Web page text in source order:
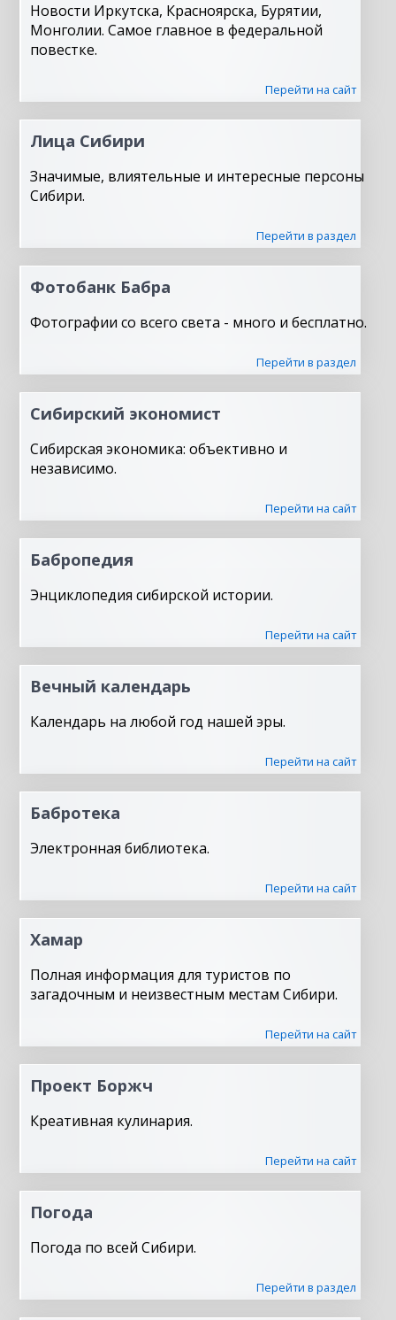
Новости Иркутска, Красноярска, Бурятии,
Монголии. Самое главное в федеральной
повестке.
Перейти на сайт
Лица Сибири
Значимые, влиятельные и интересные персоны
Сибири.
Перейти в раздел
Фотобанк Бабра
Фотографии со всего света - много и бесплатно.
Перейти в раздел
Сибирский экономист
Сибирская экономика: объективно и
независимо.
Перейти на сайт
Бабропедия
Энциклопедия сибирской истории.
Перейти на сайт
Вечный календарь
Календарь на любой год нашей эры.
Перейти на сайт
Бабротека
Электронная библиотека.
Перейти на сайт
Хамар
Полная информация для туристов по
загадочным и неизвестным местам Сибири.
Перейти на сайт
Проект Боржч
Креативная кулинария.
Перейти на сайт
Погода
Погода по всей Сибири.
Перейти в раздел